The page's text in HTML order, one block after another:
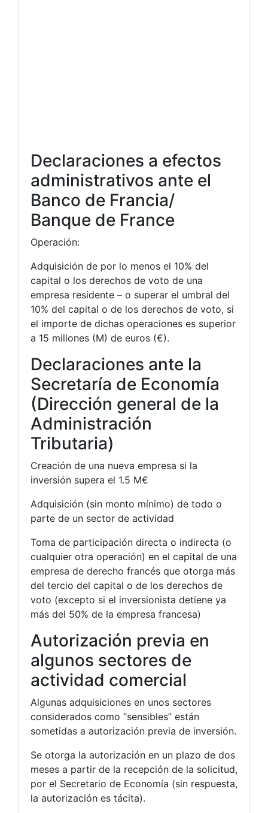
Declaraciones a efectos
administrativos ante el
Banco de Francia/
Banque de France
Operación:
Adquisición de por lo menos el 10% del
capital o los derechos de voto de una
empresa residente – o superar el umbral del
10% del capital o de los derechos de voto, si
el importe de dichas operaciones es superior
a 15 millones (M) de euros (€).
Declaraciones ante la
Secretaría de Economía
(Dirección general de la
Administración
Tributaria)
Creación de una nueva empresa si la
inversión supera el 1.5 M€
Adquisición (sin monto mínimo) de todo o
parte de un sector de actividad
Toma de participación directa o indirecta (o
cualquier otra operación) en el capital de una
empresa de derecho francés que otorga más
del tercio del capital o de los derechos de
voto (excepto si el inversionista detiene ya
más del 50% de la empresa francesa)
Autorización previa en
algunos sectores de
actividad comercial
Algunas adquisiciones en unos sectores
considerados como “sensibles” están
sometidas a autorización previa de inversión.
Se otorga la autorización en un plazo de dos
meses a partir de la recepción de la solicitud,
por el Secretario de Economía (sin respuesta,
la autorización es tácita).